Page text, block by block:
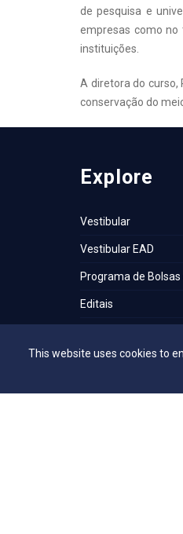
This website uses cookies to
de pesquisa e
empresas como no
instituições.
A diretora do curso,
conservação do
Explore
Vestibular
Vestibular EAD
Programa de Bolsas
Editais
Calendário